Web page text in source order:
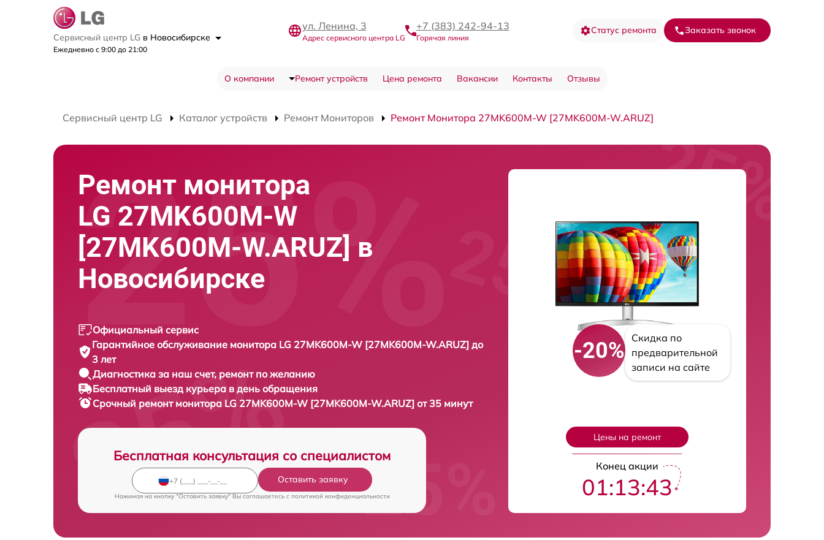
Сервисный центр LG в Новосибирске
Ежедневно с 9:00 до 21:00
ул. Ленина, 3
Адрес сервисного центра LG
+7 (383) 242-94-13
Горячая линия
Статус ремонта Заказать звонок
О компании Ремонт устройств Цена ремонта Вакансии Контакты Отзывы
Сервисный центр LG Каталог устройств Ремонт Мониторов Ремонт Монитора 27MK600M-W [27MK600M-W.ARUZ]
Ремонт монитора
LG 27MK600M-W
[27MK600M-W.ARUZ] в
Новосибирске
Официальный сервис
Гарантийное обслуживание монитора LG 27MK600M-W [27MK600M-W.ARUZ] до
3 лет
Диагностика за наш счет, ремонт по желанию
Бесплатный выезд курьера в день обращения
Срочный ремонт монитора LG 27MK600M-W [27MK600M-W.ARUZ] от 35 минут
Бесплатная консультация со специалистом
Оставить заявку
Нажимая на кнопку "Оставить заявку" Вы соглашаетесь c политикой конфиденциальности
-20%
Скидка по
предварительной
записи на сайте
Цены на ремонт
Конец акции
01:13:42